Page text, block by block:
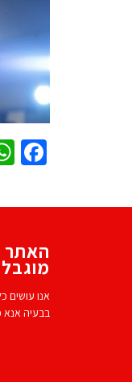
האתר
אנו
בבעיה אנא